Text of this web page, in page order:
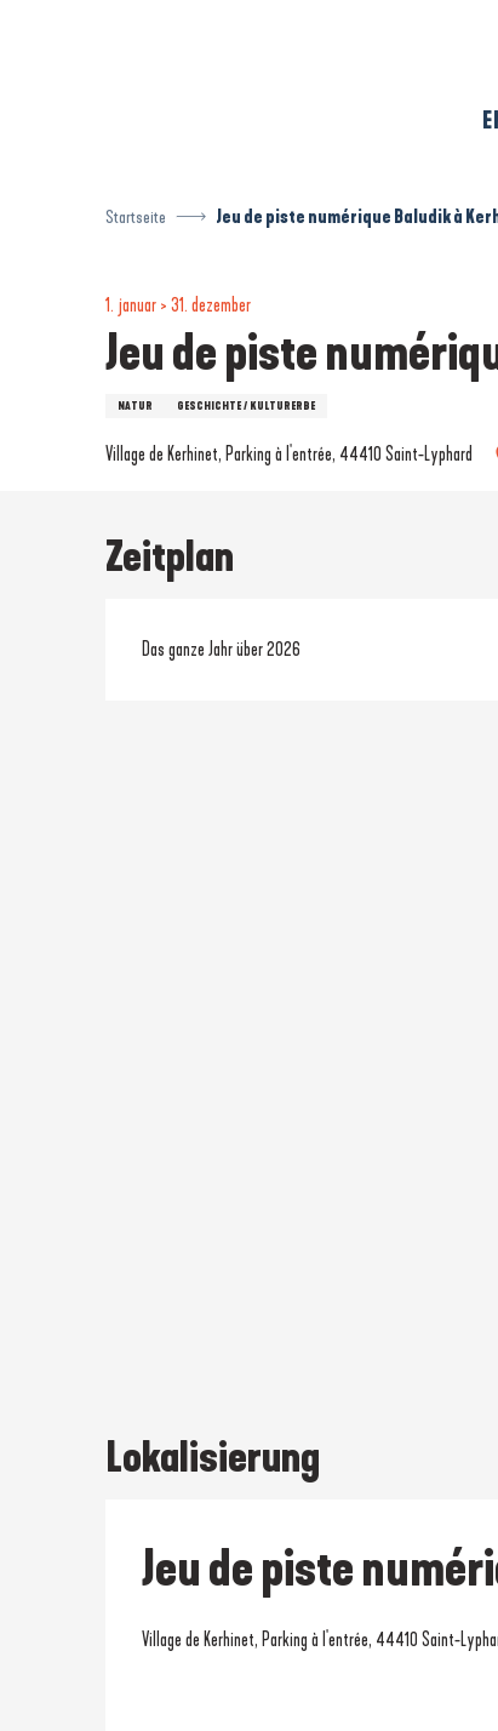
Startseite Jeu de piste numérique Baludik à
1. januar > 31. dezember
Jeu de piste
NATUR GESCHICHTE / KULTURERBE
Village de Kerhinet, Parking à l'entrée, 44410 Saint-Lyphard
Zeitplan
Das ganze Jahr über 2026
Lokalisierung
Jeu de piste
Village de Kerhinet, Parking à l'entrée, 44410 Saint-